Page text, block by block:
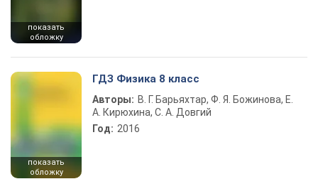
показать
обложку
показать
обложку
ГДЗ Физика 8 класс
Авторы: В. Г. Барьяхтар, Ф. Я. Божинова, Е.
А. Кирюхина, С. А. Довгий
Год: 2016